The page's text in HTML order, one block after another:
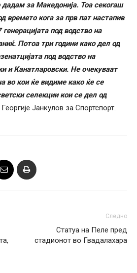
за Македонија. Тоа секогаш
времето кога за прв пат настапив
под водство на
Потоа три години како дел од
под водство на
и Канатларовски. Не очекуваат
во кои ќе видиме како ќе се
селекции кои се дел од
Јанкулов за Спортспорт.
Следно
Статуа на Пеле пред
стадионот во Гвадалахара